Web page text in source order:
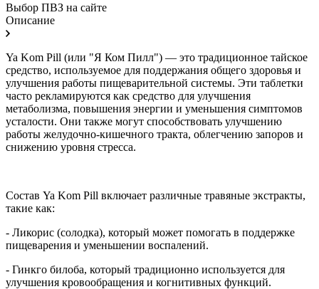
Выбор ПВЗ на сайте
Описание
Ya Kom Pill (или "Я Ком Пилл") — это традиционное тайское
средство, используемое для поддержания общего здоровья и
улучшения работы пищеварительной системы. Эти таблетки
часто рекламируются как средство для улучшения
метаболизма, повышения энергии и уменьшения симптомов
усталости. Они также могут способствовать улучшению
работы желудочно-кишечного тракта, облегчению запоров и
снижению уровня стресса.
Состав Ya Kom Pill включает различные травяные экстракты,
такие как:
- Ликорис (солодка), который может помогать в поддержке
пищеварения и уменьшении воспалений.
- Гинкго билоба, который традиционно используется для
улучшения кровообращения и когнитивных функций.